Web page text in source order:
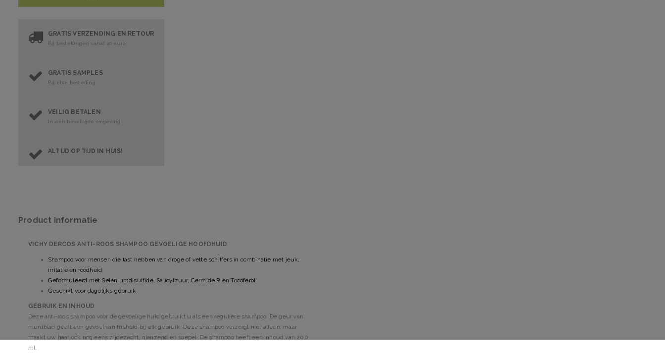
GRATIS VERZENDING EN RETOUR
Bij bestellingen vanaf 40 euro
GRATIS SAMPLES
Bij elke bestelling
VEILIG BETALEN
In een beveiligde omgeving
ALTIJD OP TIJD IN HUIS!
Product informatie
VICHY DERCOS ANTI-ROOS SHAMPOO GEVOELIGE HOOFDHUID
Shampoo voor mensen die last hebben van droge of vette schilfers in combinatie met jeuk,
irritatie en roodheid
Geformuleerd met Seleniumdisulfide, Salicylzuur, Cermide R en Tocoferol
Geschikt voor dagelijks gebruik
GEBRUIK EN INHOUD
Deze anti-roos shampoo voor de gevoelige huid gebruikt u als een reguliere shampoo. De geur van
muntblad geeft een gevoel van frisheid bij elk gebruik. Deze shampoo verzorgt niet alleen, maar
maakt uw haar ook nog eens zijdezacht, glanzend en soepel. De shampoo heeft een inhoud van 200
ml.